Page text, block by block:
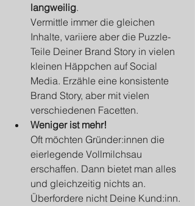
langweilig.
Vermittle immer die gleichen
Inhalte, variiere aber die Puzzle-
Teile Deiner Brand Story in vielen
kleinen Häppchen auf Social
Media. Erzähle eine konsistente
Brand Story, aber mit vielen
verschiedenen Facetten.
Weniger ist mehr!
Oft möchten Gründer:innen die
eierlegende Vollmilchsau
erschaffen. Dann bietet man alles
und gleichzeitig nichts an.
Überfordere nicht Deine Kund:inn.